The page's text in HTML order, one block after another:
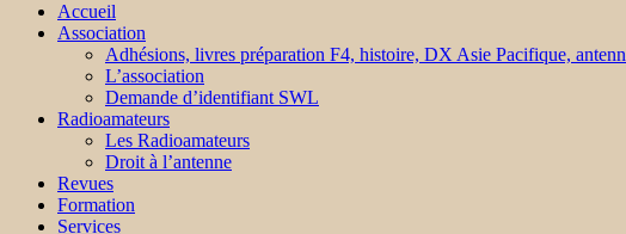
Accueil
Association
Adhésions, livres préparation F4, histoire, DX Asie Pacifique,
L’association
Demande d’identifiant SWL
Radioamateurs
Les Radioamateurs
Droit à l’antenne
Revues
Formation
Services